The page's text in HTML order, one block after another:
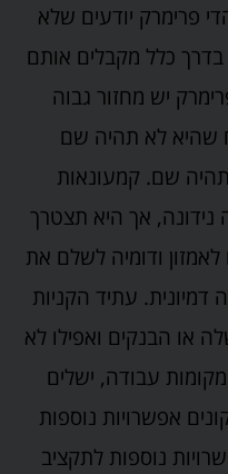
אוהדי פרימרק יודעים שלא
בדרך כלל מקבלים אותם
יש מחזור גבוה
שהיא לא תהיה שם
שם. קמעונאות
אך היא תצטרך
ודומיה לשלם את
דמיונית. עתיד הקניות
או הבנקים ואפילו לא
עבודה, ישלים
אפשרויות נוספות
נוספות לתקציב